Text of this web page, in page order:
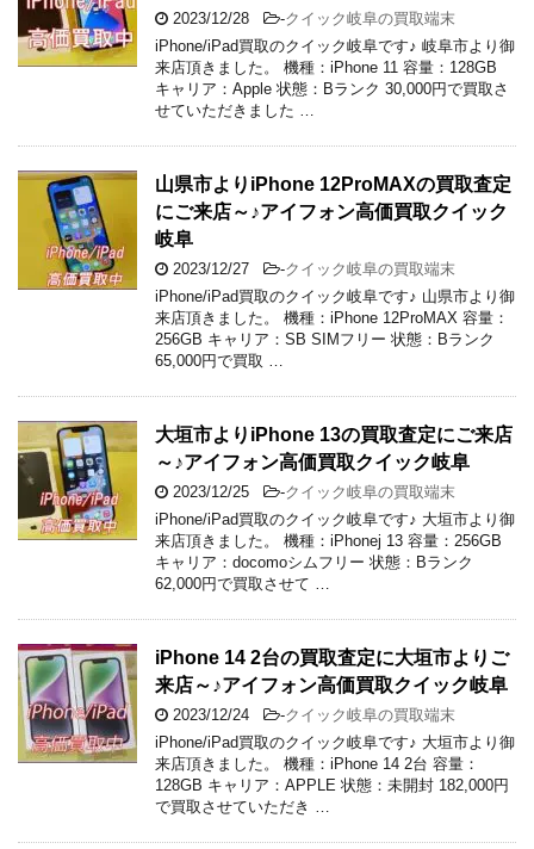
2023/12/28 -クイック岐阜の買取端末
iPhone/iPad買取のクイック岐阜です♪ 岐阜市より御
来店頂きました。 機種：iPhone 11 容量：128GB
キャリア：Apple 状態：Bランク 30,000円で買取さ
せていただきました …
山県市よりiPhone 12ProMAXの買取査定
にご来店～♪アイフォン高価買取クイック
岐阜
2023/12/27 -クイック岐阜の買取端末
iPhone/iPad買取のクイック岐阜です♪ 山県市より御
来店頂きました。 機種：iPhone 12ProMAX 容量：
256GB キャリア：SB SIMフリー 状態：Bランク
65,000円で買取 …
大垣市よりiPhone 13の買取査定にご来店
～♪アイフォン高価買取クイック岐阜
2023/12/25 -クイック岐阜の買取端末
iPhone/iPad買取のクイック岐阜です♪ 大垣市より御
来店頂きました。 機種：iPhonej 13 容量：256GB
キャリア：docomoシムフリー 状態：Bランク
62,000円で買取させて …
iPhone 14 2台の買取査定に大垣市よりご
来店～♪アイフォン高価買取クイック岐阜
2023/12/24 -クイック岐阜の買取端末
iPhone/iPad買取のクイック岐阜です♪ 大垣市より御
来店頂きました。 機種：iPhone 14 2台 容量：
128GB キャリア：APPLE 状態：未開封 182,000円
で買取させていただき …